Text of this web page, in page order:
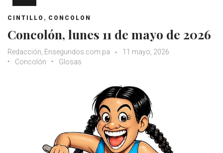
CINTILLO , CONCOLON
Concolón, lunes 11 de mayo de 2026
Redacción, Ensegundos.com.pa
11 mayo, 2026
Concolón
Glosas